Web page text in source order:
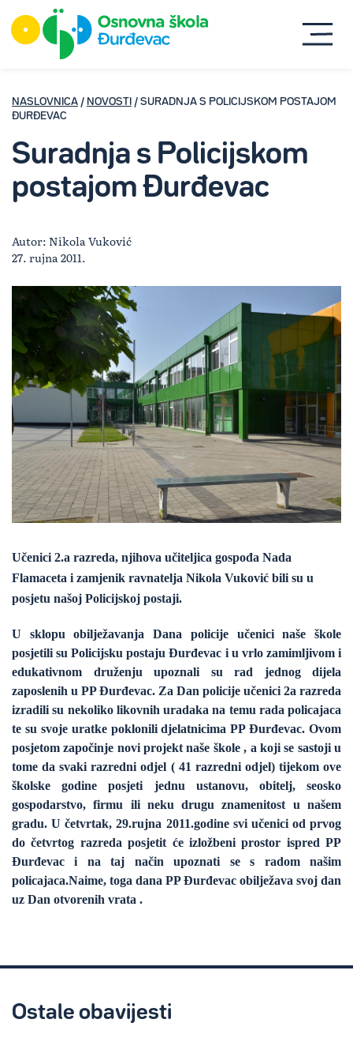
NASLOVNICA / NOVOSTI
/ SURADNJA S POLICIJSKOM POSTAJOM
ĐURĐEVAC
Suradnja s Policijskom
postajom Đurđevac
Autor: Nikola Vuković
27. rujna 2011.
Učenici 2.a razreda, njihova učiteljica gospođa Nada
Flamaceta i zamjenik ravnatelja Nikola Vuković bili su u
posjetu našoj Policijskoj postaji.
U sklopu obilježavanja Dana policije učenici naše škole
posjetili su Policijsku postaju Đurđevac i u vrlo zamimljivom i
edukativnom druženju upoznali su rad jednog dijela
zaposlenih u PP Đurđevac. Za Dan policije učenici 2a razreda
izradili su nekoliko likovnih uradaka na temu rada policajaca
te su svoje uratke poklonili djelatnicima PP Đurđevac. Ovom
posjetom započinje novi projekt naše škole , a koji se sastoji u
tome da svaki razredni odjel ( 41 razredni odjel) tijekom ove
školske godine posjeti jednu ustanovu, obitelj, seosko
gospodarstvo, firmu ili neku drugu znamenitost u našem
gradu. U četvrtak, 29.rujna 2011.godine svi učenici od prvog
do četvrtog razreda posjetit će izložbeni prostor ispred PP
Đurđevac i na taj način upoznati se s radom našim
policajaca.Naime, toga dana PP Đurđevac obilježava svoj dan
uz Dan otvorenih vrata .
Ostale obavijesti